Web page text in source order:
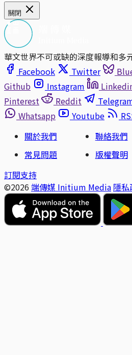
關閉
華文世界不可或缺的深度報導和多
Facebook
Twitter
Github
Instagram
Pinterest
Reddit
Whatsapp
Youtube
關於我們
聯絡我們
常見問題
版權聲明
訂閱支持
©2026 端傳媒 Initium Media 隱私